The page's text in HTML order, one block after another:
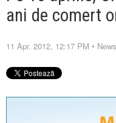
ani de comert
11 Apr. 2012, 12:17 PM • News